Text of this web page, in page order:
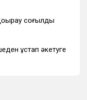
соғылды
ұстап әкетуге